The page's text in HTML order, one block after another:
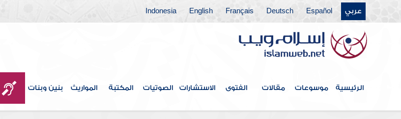
عربي Español
Deutsch
Français
English
Indonesia
الرئيسية موسوعات مقالات الفتوى الاستشارات الصوتيات المكتبة المواريث بنين وبنات